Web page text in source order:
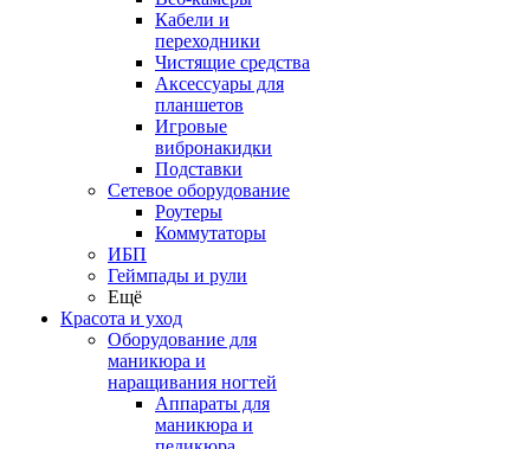
Кабели и
переходники
Чистящие средства
Аксессуары для
планшетов
Игровые
вибронакидки
Подставки
Сетевое оборудование
Роутеры
Коммутаторы
ИБП
Геймпады и рули
Ещё
Красота и уход
Оборудование для
маникюра и
наращивания ногтей
Аппараты для
маникюра и